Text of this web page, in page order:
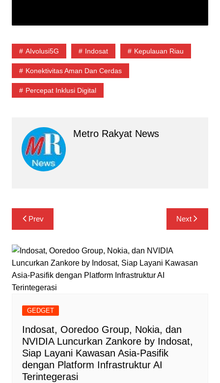
AIvolusi5G Indosat Kepulauan Riau
Konektivitas Aman Dan Cerdas
Percepat Inklusi Digital
Metro Rakyat News
Navigasi
pos
Prev Next
GEDGET
Indosat, Ooredoo Group, Nokia, dan
NVIDIA Luncurkan Zankore by Indosat,
Siap Layani Kawasan Asia-Pasifik
dengan Platform Infrastruktur AI
Terintegerasi